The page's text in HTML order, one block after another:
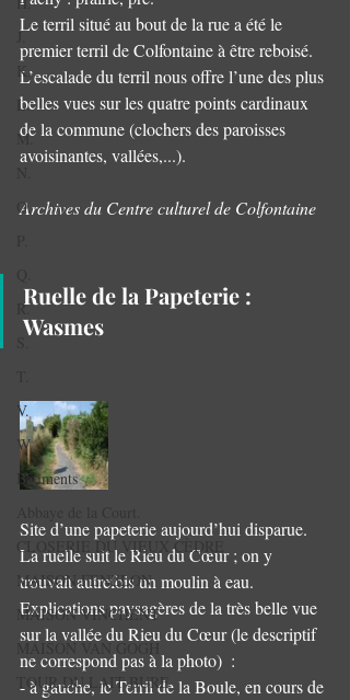
J.
K.
L.
M.
O.
R.
S.
V.
W.
Bâtiments
CLOSERIE DU VIEUX CÈDRE
MAISON FENELON
MAISON VINCHENT
MAISON VAN GOGH
TOUR DU LAIT BURE
Le terril situé au bout de la rue a été le
premier terril de Colfontaine à être reboisé.
L’escalade du terril nous offre l’une des plus
belles vues sur les quatre points cardinaux
de la commune (clochers des paroisses
avoisinantes, vallées,...).
Archives du Centre culturel de Colfontaine
Ruelle de la Papeterie :
Wasmes
Site d’une papeterie aujourd’hui disparue.
La ruelle suit le Rieu du Cœur ; on y
trouvait autrefois un moulin à eau.
Explications paysagères de la très belle vue
sur la vallée du Rieu du Cœur (le descriptif
ne correspond pas à la photo)  :
- à gauche, le Terril de la Boule, en cours de